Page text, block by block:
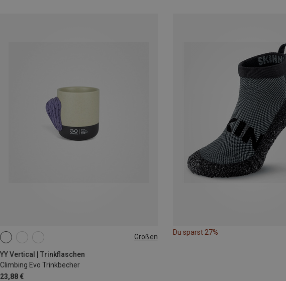
Größen
YY Vertical | Trinkflaschen
Climbing Evo Trinkbecher
23,88 €
ONE SIZE
Du sparst 27%